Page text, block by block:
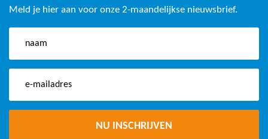
Meld je hier aan voor onze 2-maandelijkse nieuwsbrief.